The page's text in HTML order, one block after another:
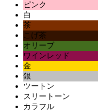
ピンク
白
茶
こげ茶
オリーブ
ワインレッド
金
銀
ツートン
スリートーン
カラフル